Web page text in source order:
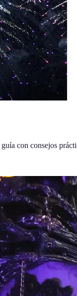
con consejos